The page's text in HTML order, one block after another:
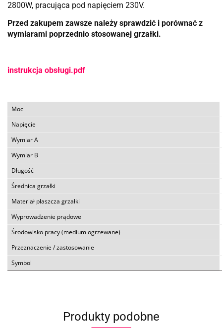
2800W, pracująca pod napięciem 230V.
Przed zakupem zawsze należy sprawdzić i porównać z
wymiarami poprzednio stosowanej grzałki.
instrukcja obsługi.pdf
Moc
Napięcie
Wymiar A
Wymiar B
Długość
Średnica grzałki
Materiał płaszcza grzałki
Wyprowadzenie prądowe
Środowisko pracy (medium ogrzewane)
Przeznaczenie / zastosowanie
Symbol
Produkty podobne